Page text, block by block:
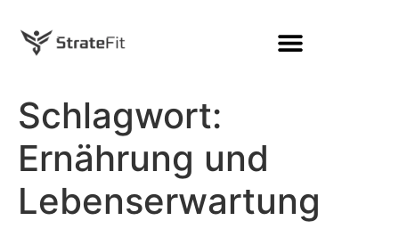
Schlagwort:
Ernährung und
Lebenserwartung